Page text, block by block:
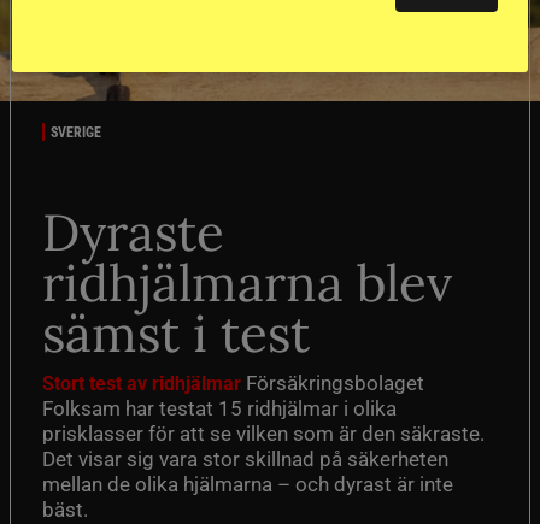
SVERIGE
Dyraste
ridhjälmarna blev
sämst i test
Stort test av ridhjälmar Försäkringsbolaget
Folksam har testat 15 ridhjälmar i olika
prisklasser för att se vilken som är den säkraste.
Det visar sig vara stor skillnad på säkerheten
mellan de olika hjälmarna – och dyrast är inte
bäst.